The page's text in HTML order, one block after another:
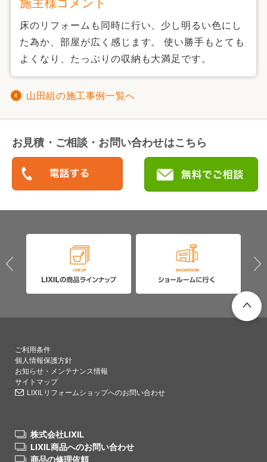
施主様コメント
床のリフォームも同時に行い、少し明るい色にし
た為か、部屋が広く感じます。 使い勝手もとても
よくなり、たっぷりの収納も大満足です。
山田組の施工事例一覧へ
お見積・ご相談・お問い合わせはこちら
ご利用条件
個人情報保護方針
お知らせ・メンテナンス情報
サイトマップ
LIXILリフォームショップへのお問い合わせ
株式会社LIXIL
LIXIL商品へのお問い合わせ
商品の修理依頼